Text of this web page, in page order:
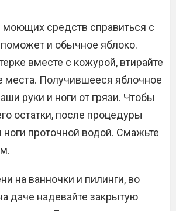
моющих средств справиться с
и обычное яблоко.
вместе с кожурой, втирайте
места. Получившееся яблочное
руки и ноги от грязи. Чтобы
остатки, после процедуры
проточной водой. Смажьте
на ванночки и пилинги, во
даче надевайте закрытую